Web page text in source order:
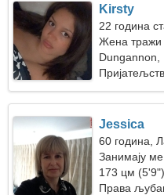
Kirsty
22 година
Жена тражи
Dungannon,
Jessica
60 година,
Занимају
173 цм
Права